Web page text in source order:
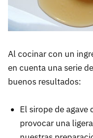
Al cocinar con un
en cuenta una serie
buenos resultados:
El sirope de
provocar una